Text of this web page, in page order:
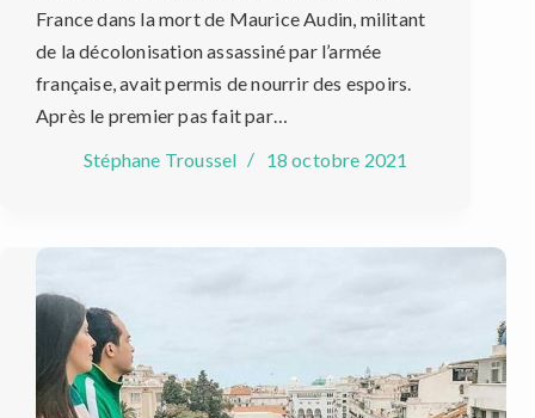
France dans la mort de Maurice Audin, militant
de la décolonisation assassiné par l’armée
française, avait permis de nourrir des espoirs.
Après le premier pas fait par…
Stéphane Troussel
18 octobre 2021